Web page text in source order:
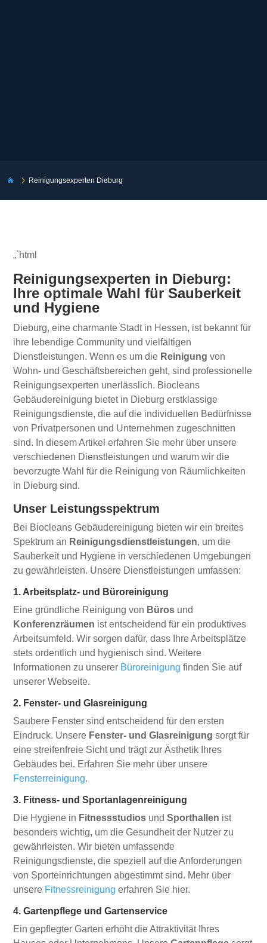
 5 Reinigungsexperten Dieburg
„`html
Reinigungsexperten in Dieburg:
Ihre optimale Wahl für Sauberkeit
und Hygiene
Dieburg, eine charmante Stadt in Hessen, ist bekannt für
ihre lebendige Community und vielfältigen
Dienstleistungen. Wenn es um die Reinigung von
Wohn- und Geschäftsbereichen geht, sind professionelle
Reinigungsexperten unerlässlich. Biocleans
Gebäudereinigung bietet in Dieburg erstklassige
Reinigungsdienste, die auf die individuellen Bedürfnisse
von Privatpersonen und Unternehmen zugeschnitten
sind. In diesem Artikel erfahren Sie mehr über unsere
verschiedenen Dienstleistungen und warum wir die
bevorzugte Wahl für die Reinigung von Räumlichkeiten
in Dieburg sind.
Unser Leistungsspektrum
Bei Biocleans Gebäudereinigung bieten wir ein breites
Spektrum an Reinigungsdienstleistungen, um die
Sauberkeit und Hygiene in verschiedenen Umgebungen
zu gewährleisten. Unsere Dienstleistungen umfassen:
1. Arbeitsplatz- und Büroreinigung
Eine gründliche Reinigung von Büros und
Konferenzräumen ist entscheidend für ein produktives
Arbeitsumfeld. Wir sorgen dafür, dass Ihre Arbeitsplätze
stets ordentlich und hygienisch sind. Weitere
Informationen zu unserer Büroreinigung finden Sie auf
unserer Webseite.
2. Fenster- und Glasreinigung
Saubere Fenster sind entscheidend für den ersten
Eindruck. Unsere Fenster- und Glasreinigung sorgt für
eine streifenfreie Sicht und trägt zur Ästhetik Ihres
Gebäudes bei. Erfahren Sie mehr über unsere
Fensterreinigung.
3. Fitness- und Sportanlagenreinigung
Die Hygiene in Fitnessstudios undSporthallen ist
besonders wichtig, um die Gesundheit der Nutzer zu
gewährleisten. Wir bieten umfassende
Reinigungsdienste, die speziell auf die Anforderungen
von Sporteinrichtungen abgestimmt sind. Mehr über
unsere Fitnessreinigung erfahren Sie hier.
4. Gartenpflege und Gartenservice
Ein gepflegter Garten erhöht die Attraktivität Ihres